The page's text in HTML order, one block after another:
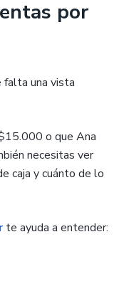
por
una vista
o que Ana
necesitas ver
caja y cuánto de lo
te ayuda a entender: